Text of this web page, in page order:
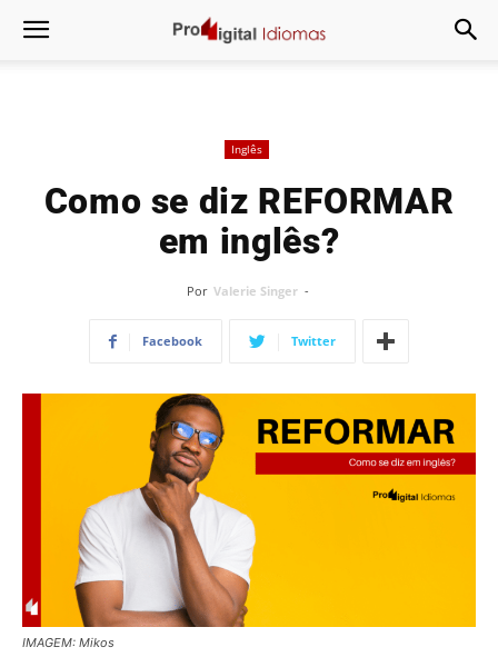
Inglês
Como se diz REFORMAR
em inglês?
Por Valerie Singer -
Facebook Twitter
IMAGEM: Mikos